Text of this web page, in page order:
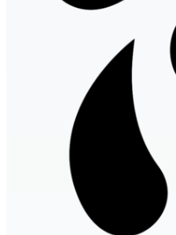
Images Éditoriales
Événements Éditoriaux